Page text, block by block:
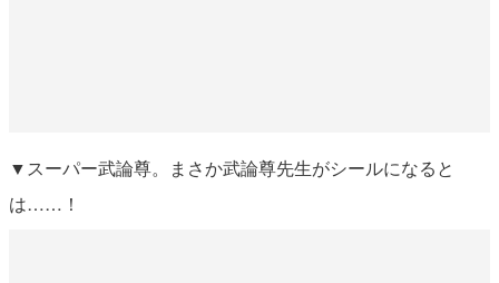
▼スーパー武論尊。まさか武論尊先生がシールになると
は……！